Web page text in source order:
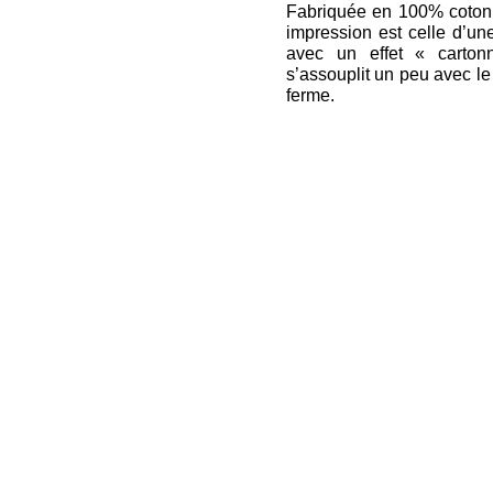
Fabriquée en 100%
impression est celle
avec un effet «
s’assouplit un peu avec
ferme.